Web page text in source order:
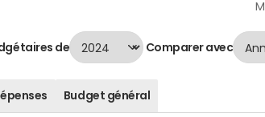
de Comparer avec
Budget général